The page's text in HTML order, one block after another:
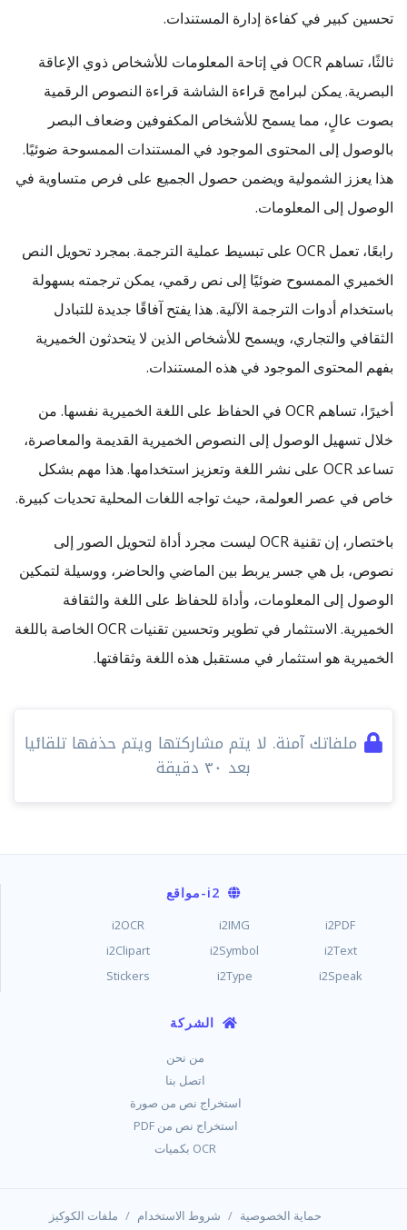
تحسين كبير في كفاءة إدارة المستندات.
ثالثًا، تساهم OCR في إتاحة المعلومات للأشخاص ذوي الإعاقة
البصرية. يمكن لبرامج قراءة الشاشة قراءة النصوص الرقمية
بصوت عالٍ، مما يسمح للأشخاص المكفوفين وضعاف البصر
بالوصول إلى المحتوى الموجود في المستندات الممسوحة ضوئيًا.
هذا يعزز الشمولية ويضمن حصول الجميع على فرص متساوية في
الوصول إلى المعلومات.
رابعًا، تعمل OCR على تبسيط عملية الترجمة. بمجرد تحويل النص
الخميري الممسوح ضوئيًا إلى نص رقمي، يمكن ترجمته بسهولة
باستخدام أدوات الترجمة الآلية. هذا يفتح آفاقًا جديدة للتبادل
الثقافي والتجاري، ويسمح للأشخاص الذين لا يتحدثون الخميرية
بفهم المحتوى الموجود في هذه المستندات.
أخيرًا، تساهم OCR في الحفاظ على اللغة الخميرية نفسها. من
خلال تسهيل الوصول إلى النصوص الخميرية القديمة والمعاصرة،
تساعد OCR على نشر اللغة وتعزيز استخدامها. هذا مهم بشكل
خاص في عصر العولمة، حيث تواجه اللغات المحلية تحديات كبيرة.
باختصار، إن تقنية OCR ليست مجرد أداة لتحويل الصور إلى
نصوص، بل هي جسر يربط بين الماضي والحاضر، ووسيلة لتمكين
الوصول إلى المعلومات، وأداة للحفاظ على اللغة والثقافة
الخميرية. الاستثمار في تطوير وتحسين تقنيات OCR الخاصة باللغة
الخميرية هو استثمار في مستقبل هذه اللغة وثقافتها.
ملفاتك آمنة. لا يتم مشاركتها ويتم حذفها تلقائيا
بعد ٣٠ دقيقة
i2-مواقع
i2PDF
i2IMG
i2OCR
i2Text
i2Symbol
i2Clipart
i2Speak
i2Type
Stickers
الشركة
من نحن
اتصل بنا
استخراج نص من صورة
استخراج نص من PDF
OCR بكميات
حماية الخصوصية / شروط الاستخدام / ملفات الكوكيز